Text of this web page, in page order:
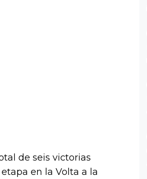
de seis victorias
en la Volta a la